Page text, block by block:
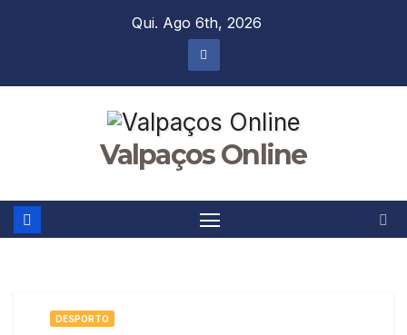
Qui. Ago 6th, 2026
Valpaços Online
DESPORTO